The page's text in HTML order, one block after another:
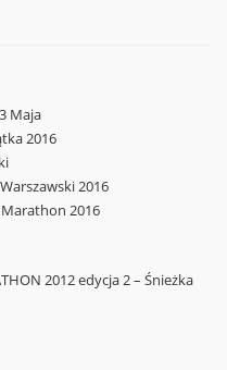
Maja
2016
2016
Marathon 2016
2012 edycja 2 – Śnieżka